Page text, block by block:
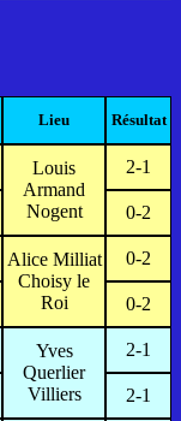
Lieu Résultat
Louis
Armand
Nogent
2-1
0-2
Alice Milliat
Choisy le
Roi
0-2
0-2
Yves
Querlier
Villiers
2-1
2-1